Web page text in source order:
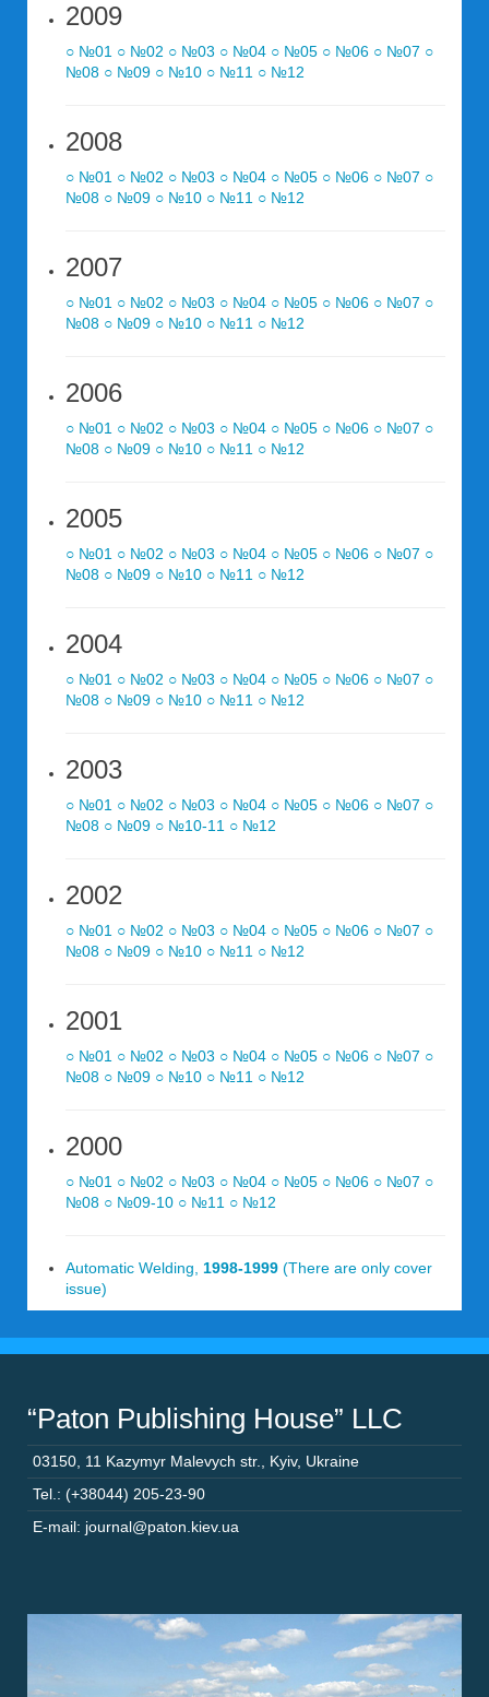
2009
○ №01 ○ №02 ○ №03 ○ №04 ○ №05 ○ №06 ○ №07 ○
№08 ○ №09 ○ №10 ○ №11 ○ №12
2008
○ №01 ○ №02 ○ №03 ○ №04 ○ №05 ○ №06 ○ №07 ○
№08 ○ №09 ○ №10 ○ №11 ○ №12
2007
○ №01 ○ №02 ○ №03 ○ №04 ○ №05 ○ №06 ○ №07 ○
№08 ○ №09 ○ №10 ○ №11 ○ №12
2006
○ №01 ○ №02 ○ №03 ○ №04 ○ №05 ○ №06 ○ №07 ○
№08 ○ №09 ○ №10 ○ №11 ○ №12
2005
○ №01 ○ №02 ○ №03 ○ №04 ○ №05 ○ №06 ○ №07 ○
№08 ○ №09 ○ №10 ○ №11 ○ №12
2004
○ №01 ○ №02 ○ №03 ○ №04 ○ №05 ○ №06 ○ №07 ○
№08 ○ №09 ○ №10 ○ №11 ○ №12
2003
○ №01 ○ №02 ○ №03 ○ №04 ○ №05 ○ №06 ○ №07 ○
№08 ○ №09 ○ №10-11 ○ №12
2002
○ №01 ○ №02 ○ №03 ○ №04 ○ №05 ○ №06 ○ №07 ○
№08 ○ №09 ○ №10 ○ №11 ○ №12
2001
○ №01 ○ №02 ○ №03 ○ №04 ○ №05 ○ №06 ○ №07 ○
№08 ○ №09 ○ №10 ○ №11 ○ №12
2000
○ №01 ○ №02 ○ №03 ○ №04 ○ №05 ○ №06 ○ №07 ○
№08 ○ №09-10 ○ №11 ○ №12
Automatic Welding, 1998-1999 (There are only cover
issue)
“Paton Publishing House” LLC
03150 11 Kazymyr Malevych str. Kyiv, Ukraine
Tel.: (+38044) 205-23-90
E-mail: journal@paton.kiev.ua